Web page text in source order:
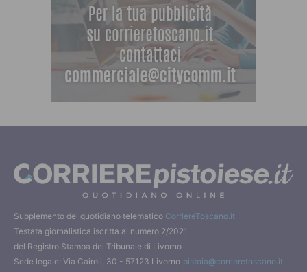
Supplemento del quotidiano telematico CorriereToscano.it
Testata giornalistica iscritta al numero 2/2021
del Registro Stampa del Tribunale di Livorno
Sede legale: Via Cairoli, 30 - 57123 Livorno pistoia@corrieretoscano.it